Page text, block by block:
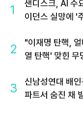
1
샌디스크, AI 수
이던스 실망에 '
2
"이재명 탄핵,
열 탄핵' 맞힌
3
신남성연대 배
파트서 숨진 채